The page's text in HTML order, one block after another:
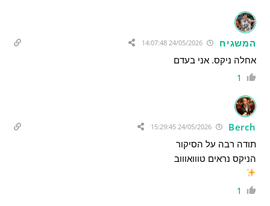
המשגיח
אחלה ניקס. אני בעדם
1
Berch
תודה רבה על הסיקור
הניקס נראים טווואוווב
1